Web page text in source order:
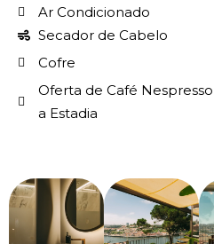
Ar Condicionado
Secador de Cabelo
Cofre
Oferta de Café
a Estadia